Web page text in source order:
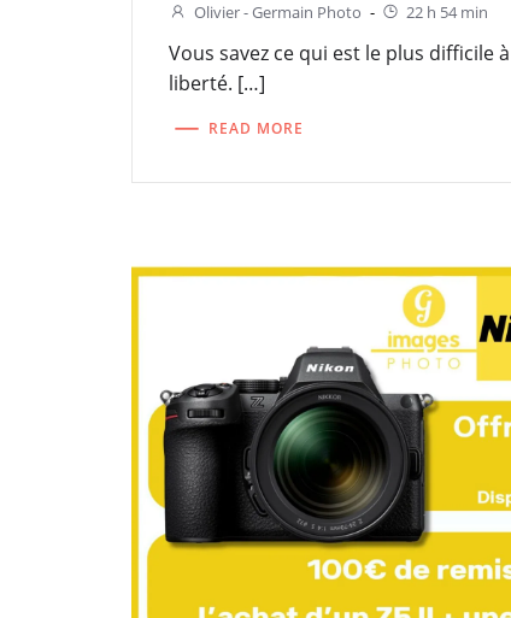
Olivier - Germain Photo - 22 h 54 min
Vous savez ce qui est le plus difficile
liberté. […]
READ MORE